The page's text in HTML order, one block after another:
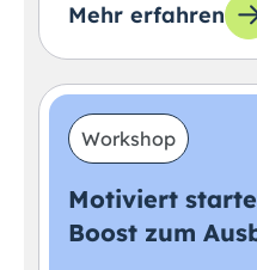
Mehr erfahren
Workshop
Motiviert
Boost zum